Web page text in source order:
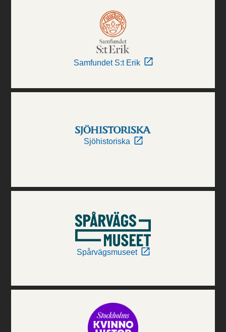
Samfundet S:t Erik
Sjöhistoriska
Spårvägsmuseet